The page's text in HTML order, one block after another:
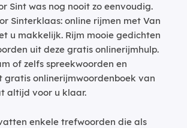
Sint was nog nooit zo eenvoudig.
Sinterklaas: online rijmen met Van
u makkelijk. Rijm mooie gedichten
uit deze gratis onlinerijmhulp.
of zelfs spreekwoorden en
gratis onlinerijmwoordenboek van
altijd voor u klaar.
enkele trefwoorden die als